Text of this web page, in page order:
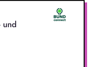
und